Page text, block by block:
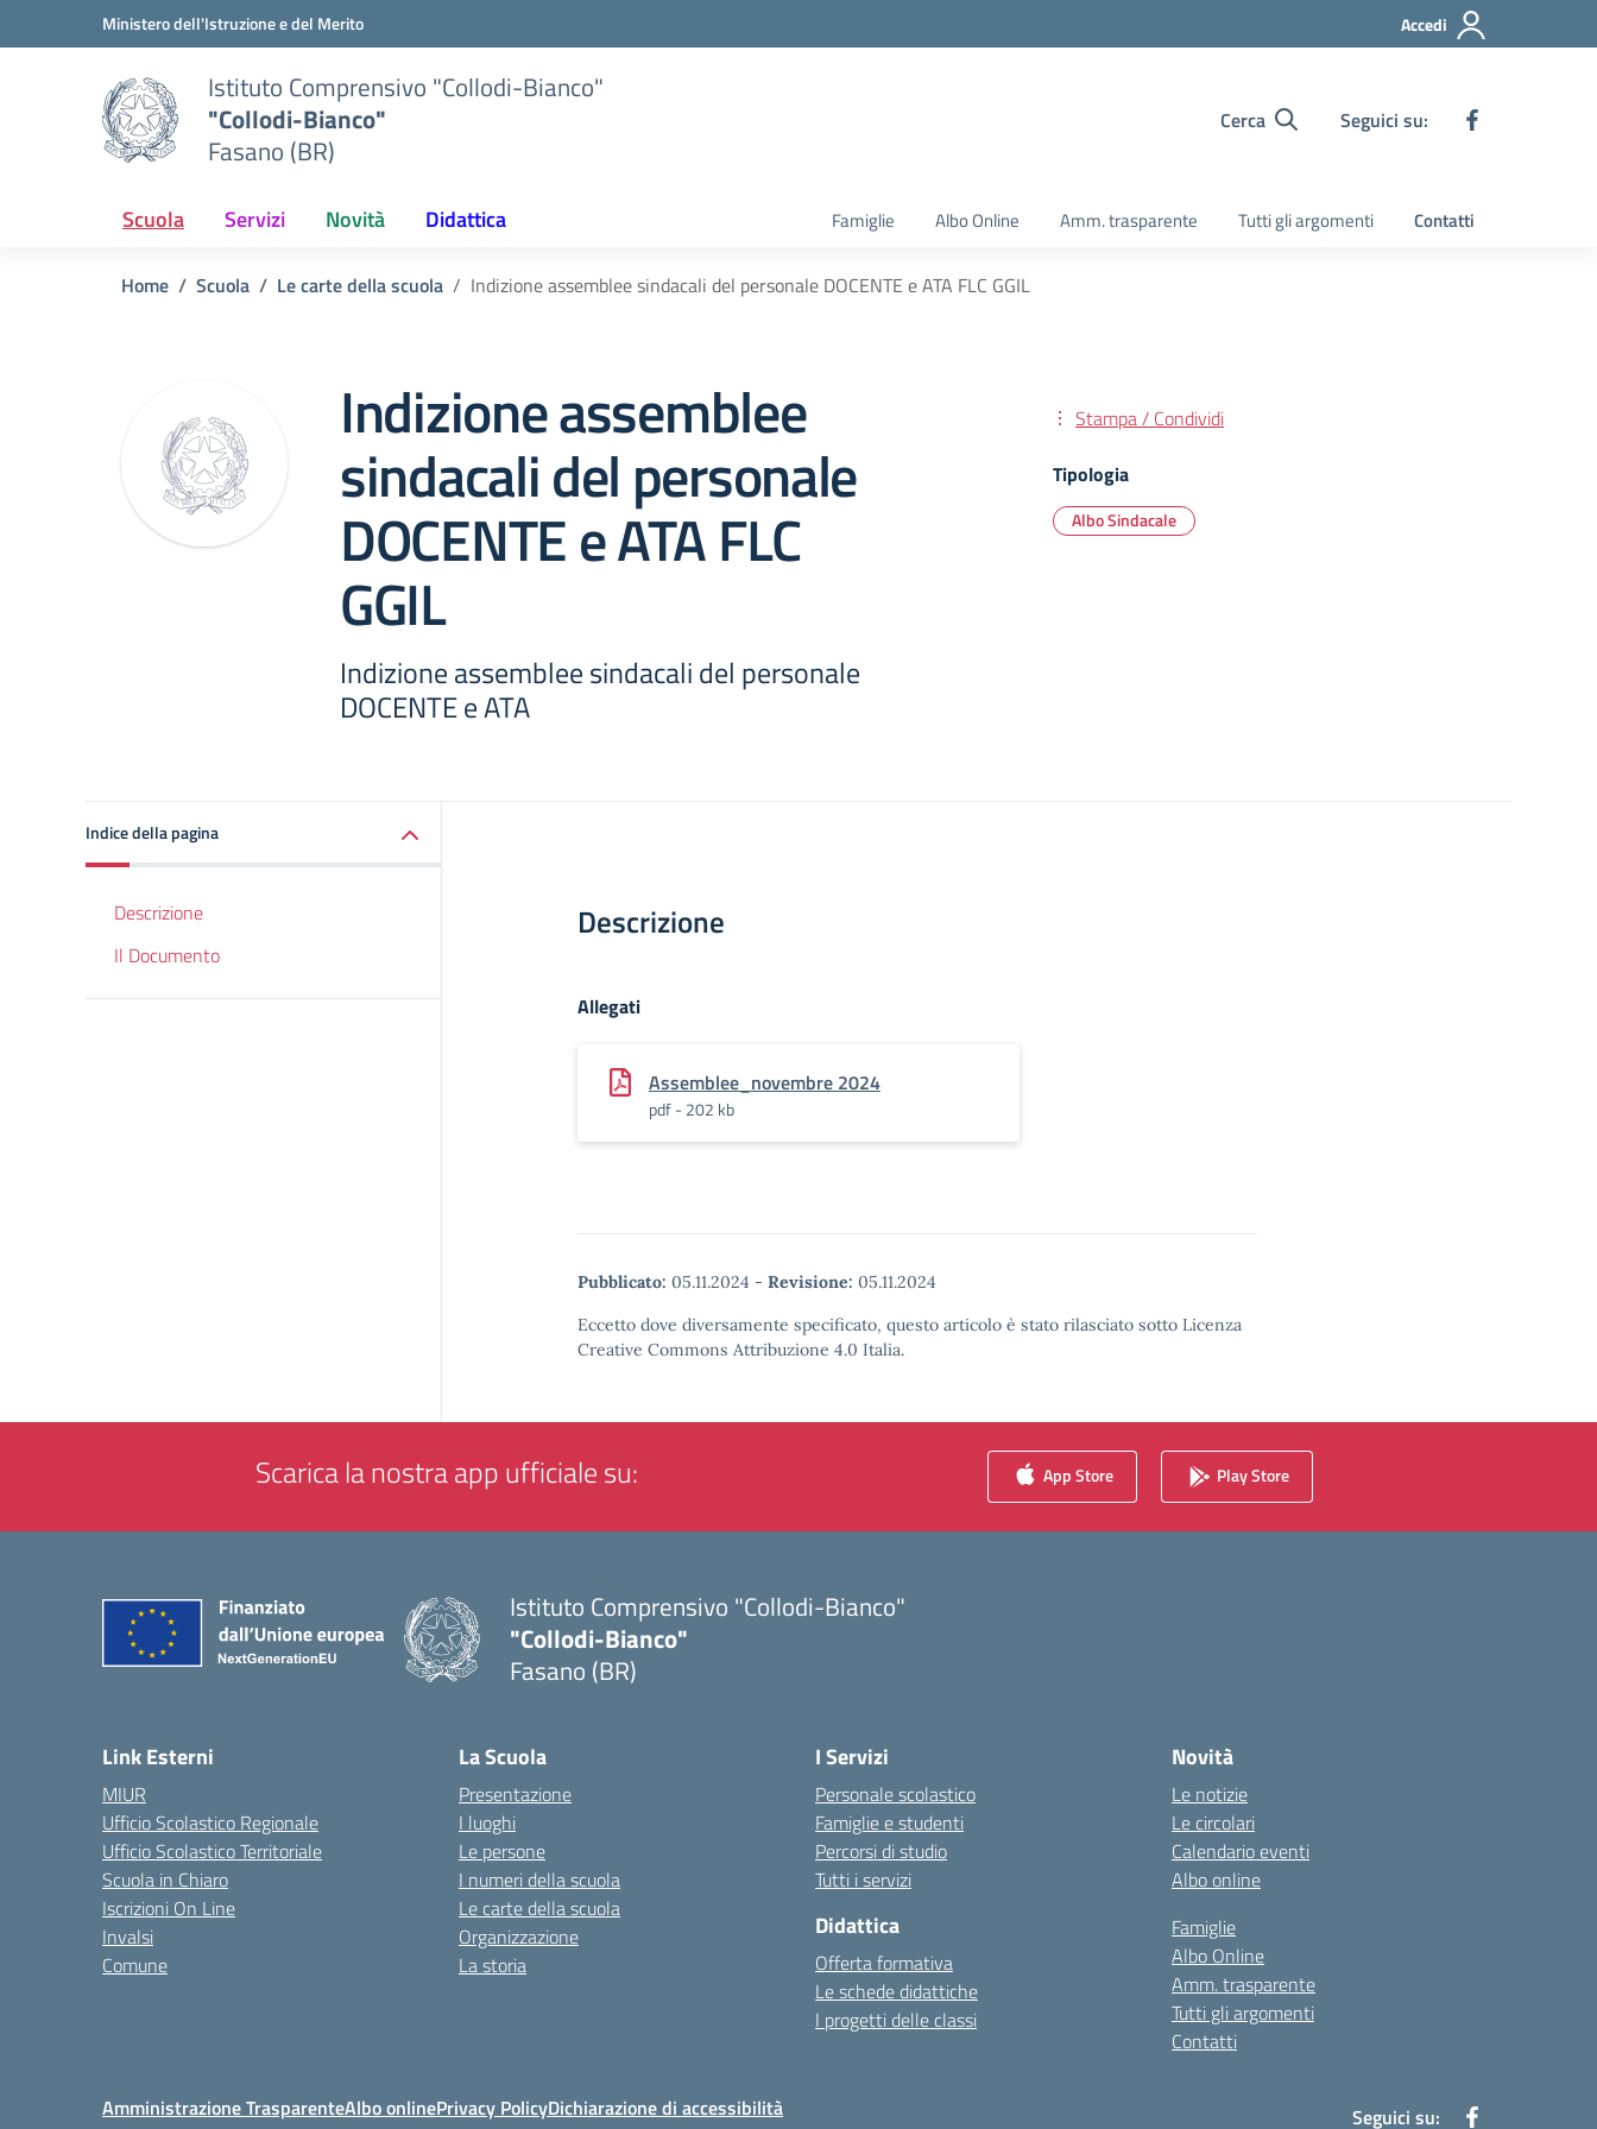
Vai ai contenuti
Vai al menu di navigazioneMinistero dell'Istruzione e del Merito Accedi
Istituto Comprensivo "Collodi-Bianco"
"Collodi-Bianco"
Fasano (BR)
Cerca Seguici su:
Scuola Servizi Novità Didattica Famiglie Albo Online Amm. trasparente Tutti gli argomenti Contatti
Home Scuola Le carte della scuola Indizione assemblee sindacali del personale DOCENTE e ATA FLC GGIL
Indizione assemblee
sindacali del personale
DOCENTE e ATA FLC
GGIL
Indizione assemblee sindacali del personale
DOCENTE e ATA
Stampa / Condividi
Tipologia
Albo Sindacale
Indice della pagina
Descrizione
Il Documento
Descrizione
Allegati
Assemblee_novembre 2024
pdf - 202 kb
Pubblicato: 05.11.2024 - Revisione: 05.11.2024
Eccetto dove diversamente specificato, questo articolo è stato rilasciato sotto Licenza
Creative Commons Attribuzione 4.0 Italia.
Scarica la nostra app ufficiale su: App Store Play Store
Istituto Comprensivo "Collodi-Bianco"
"Collodi-Bianco"
Fasano (BR)
Link Esterni
MIUR
Ufficio Scolastico Regionale
Ufficio Scolastico Territoriale
Scuola in Chiaro
Iscrizioni On Line
Invalsi
Comune
La Scuola
Presentazione
I luoghi
Le persone
I numeri della scuola
Le carte della scuola
Organizzazione
La storia
I Servizi
Personale scolastico
Famiglie e studenti
Percorsi di studio
Tutti i servizi
Didattica
Offerta formativa
Le schede didattiche
I progetti delle classi
Novità
Le notizie
Le circolari
Calendario eventi
Albo online
Famiglie
Albo Online
Amm. trasparente
Tutti gli argomenti
Contatti
Amministrazione TrasparenteAlbo onlinePrivacy PolicyDichiarazione di accessibilità Seguici su: